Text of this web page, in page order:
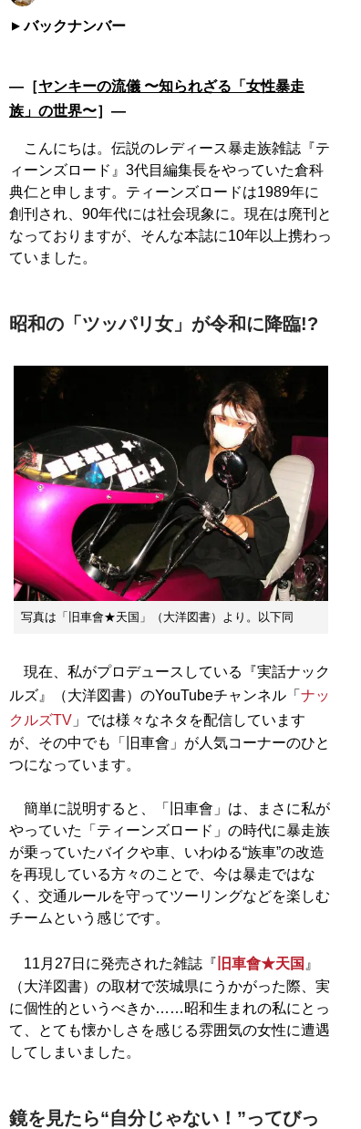
バックナンバー
―［ヤンキーの流儀 〜知られざる「女性暴走
族」の世界〜］―
こんにちは。伝説のレディース暴走族雑誌『テ
ィーンズロード』3代目編集長をやっていた倉科
典仁と申します。ティーンズロードは1989年に
創刊され、90年代には社会現象に。現在は廃刊と
なっておりますが、そんな本誌に10年以上携わっ
ていました。
昭和の「ツッパリ女」が令和に降臨!?
写真は「旧車會★天国」（大洋図書）より。以下同
現在、私がプロデュースしている『実話ナック
ルズ』（大洋図書）のYouTubeチャンネル「 ナッ
クルズTV 」では様々なネタを配信しています
が、その中でも「旧車會」が人気コーナーのひと
つになっています。
簡単に説明すると、「旧車會」は、まさに私が
やっていた「ティーンズロード」の時代に暴走族
が乗っていたバイクや車、いわゆる“族車”の改造
を再現している方々のことで、今は暴走ではな
く、交通ルールを守ってツーリングなどを楽しむ
チームという感じです。
11月27日に発売された雑誌『 旧車會★天国 』
（大洋図書）の取材で茨城県にうかがった際、実
に個性的というべきか……昭和生まれの私にとっ
て、とても懐かしさを感じる雰囲気の女性に遭遇
してしまいました。
鏡を見たら“自分じゃない！”ってびっ